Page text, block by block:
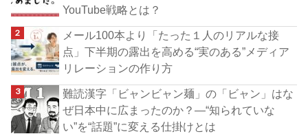
YouTube戦略とは？
メール100本より「たった１人のリアルな接
点」下半期の露出を高める“実のある”メディア
リレーションの作り方
難読漢字「ビャンビャン麺」の「ビャン」はな
ぜ日本中に広まったのか？―“知られていな
い”を“話題”に変える仕掛けとは